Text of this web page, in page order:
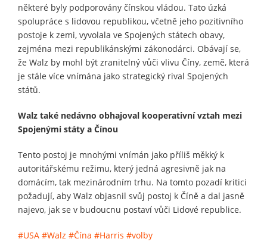
některé byly podporovány čínskou vládou. Tato úzká
spolupráce s lidovou republikou, včetně jeho pozitivního
postoje k zemi, vyvolala ve Spojených státech obavy,
zejména mezi republikánskými zákonodárci. Obávají se,
že Walz by mohl být zranitelný vůči vlivu Číny, země, která
je stále více vnímána jako strategický rival Spojených
států.
Walz také nedávno obhajoval kooperativní vztah mezi
Spojenými státy a Čínou
Tento postoj je mnohými vnímán jako příliš měkký k
autoritářskému režimu, který jedná agresivně jak na
domácím, tak mezinárodním trhu. Na tomto pozadí kritici
požadují, aby Walz objasnil svůj postoj k Číně a dal jasně
najevo, jak se v budoucnu postaví vůči Lidové republice.
#USA #Walz #Čína #Harris #volby